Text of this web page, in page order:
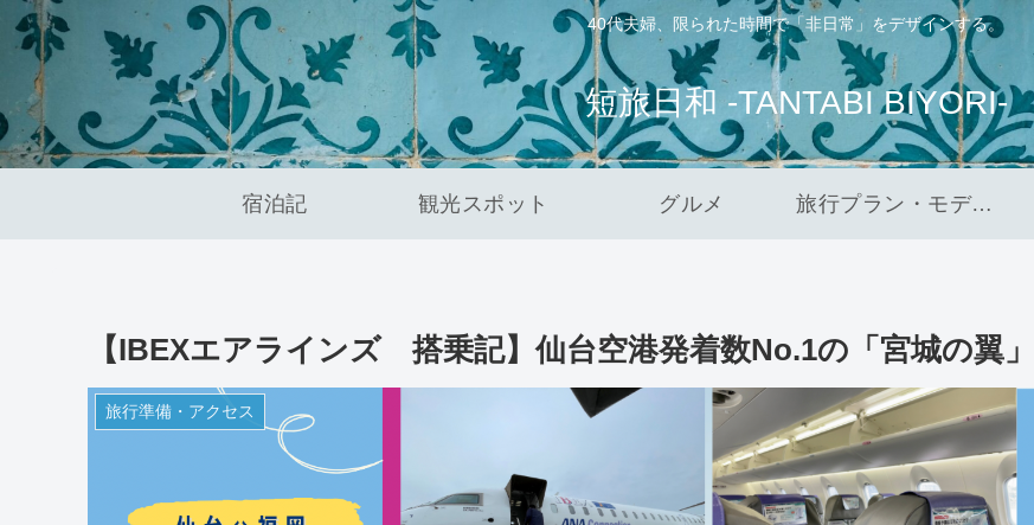
40代夫婦、限られた時間で「非日常」をデザインする。
短旅日和 -TANTABI BIYORI-
宿泊記 観光スポット グルメ 旅行プラン・モデルコース
【IBEXエアラインズ 搭乗記】仙台空港発着数No.1の「宮城の翼」
旅行準備・アクセス